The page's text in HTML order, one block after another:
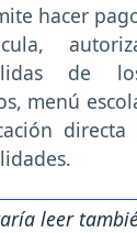
hacer
de
menú
leer